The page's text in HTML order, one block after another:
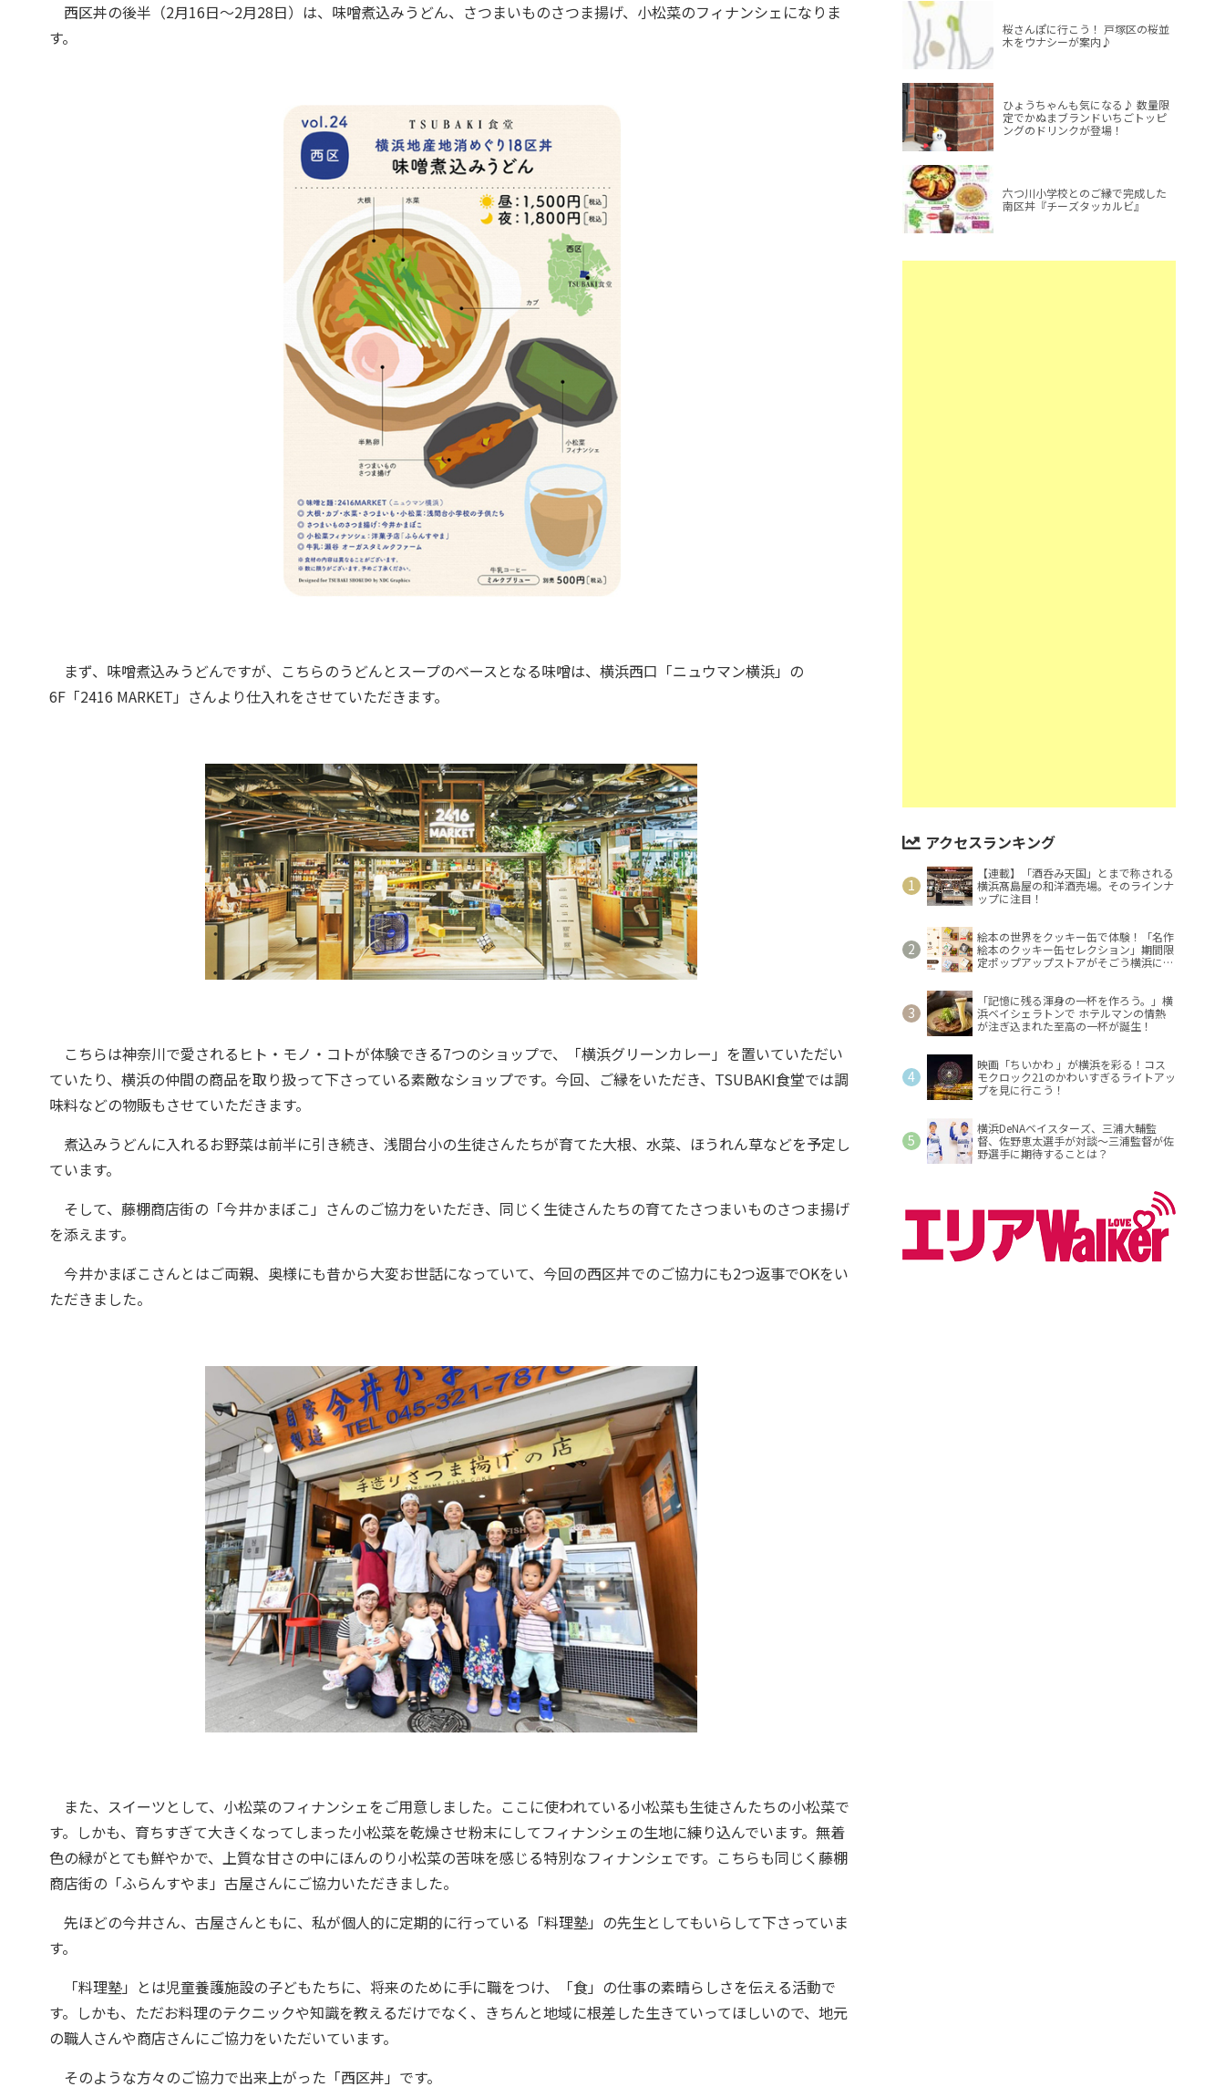
西区丼の後半（2月16日～2月28日）は、味噌煮込みうどん、さつまいものさつま揚げ、小松菜のフィナンシェになりま
す。
まず、味噌煮込みうどんですが、こちらのうどんとスープのベースとなる味噌は、横浜西口「ニュウマン横浜」の
6F「2416 MARKET」さんより仕入れをさせていただきます。
こちらは神奈川で愛されるヒト・モノ・コトが体験できる7つのショップで、「横浜グリーンカレー」を置いていただい
ていたり、横浜の仲間の商品を取り扱って下さっている素敵なショップです。今回、ご縁をいただき、TSUBAKI食堂では調
味料などの物販もさせていただきます。
煮込みうどんに入れるお野菜は前半に引き続き、浅間台小の生徒さんたちが育てた大根、水菜、ほうれん草などを予定し
ています。
そして、藤棚商店街の「今井かまぼこ」さんのご協力をいただき、同じく生徒さんたちの育てたさつまいものさつま揚げ
を添えます。
今井かまぼこさんとはご両親、奥様にも昔から大変お世話になっていて、今回の西区丼でのご協力にも2つ返事でOKをい
ただきました。
また、スイーツとして、小松菜のフィナンシェをご用意しました。ここに使われている小松菜も生徒さんたちの小松菜で
す。しかも、育ちすぎて大きくなってしまった小松菜を乾燥させ粉末にしてフィナンシェの生地に練り込んでいます。無着
色の緑がとても鮮やかで、上質な甘さの中にほんのり小松菜の苦味を感じる特別なフィナンシェです。こちらも同じく藤棚
商店街の「ふらんすやま」古屋さんにご協力いただきました。
先ほどの今井さん、古屋さんともに、私が個人的に定期的に行っている「料理塾」の先生としてもいらして下さっていま
す。
「料理塾」とは児童養護施設の子どもたちに、将来のために手に職をつけ、「食」の仕事の素晴らしさを伝える活動で
す。しかも、ただお料理のテクニックや知識を教えるだけでなく、きちんと地域に根差した生きていってほしいので、地元
の職人さんや商店さんにご協力をいただいています。
そのような方々のご協力で出来上がった「西区丼」です。
桜さんぽに行こう！ 戸塚区の桜並
木をウナシーが案内♪
ひょうちゃんも気になる♪ 数量限
定でかぬまブランドいちごトッピ
ングのドリンクが登場！
六つ川小学校とのご縁で完成した
南区丼『チーズタッカルビ』
アクセスランキング
【連載】「酒呑み天国」とまで称される
横浜髙島屋の和洋酒売場。そのラインナ
ップに注目！
絵本の世界をクッキー缶で体験！「名作
絵本のクッキー缶セレクション」期間限
定ポップアップストアがそごう横浜に登
「記憶に残る渾身の一杯を作ろう。」横
浜ベイシェラトンで ホテルマンの情熱
が注ぎ込まれた至高の一杯が誕生！
映画「ちいかわ 」が横浜を彩る！コス
モクロック21のかわいすぎるライトアッ
プを見に行こう！
横浜DeNAベイスターズ、三浦大輔監
督、佐野恵太選手が対談～三浦監督が佐
野選手に期待することは？